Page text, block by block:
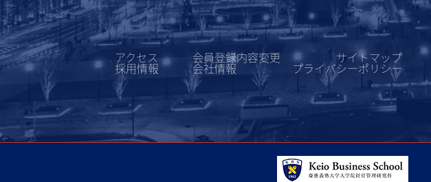
アクセス 会員登録内容変更 サイトマップ
採用情報 会社情報 プライバシーポリシー